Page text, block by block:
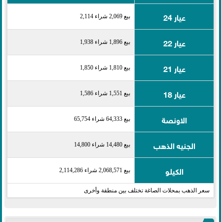
عيار 24
بيع 2,069 شراء 2,114
عيار 22 بيع 1,896 شراء 1,938
عيار 21 بيع 1,810 شراء 1,850
عيار 18 بيع 1,551 شراء 1,586
الاونصة بيع 64,333 شراء 65,754
الجنيه الذهب بيع 14,480 شراء 14,800
الكيلو بيع 2,068,571 شراء 2,114,286
سعر الذهب بمحلات الصاغة تختلف بين منطقة وأخرى